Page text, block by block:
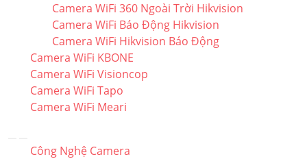
Camera WiFi 360 Ngoài Trời Hikvision
Camera WiFi Báo Động Hikvision
Camera WiFi Hikvision Báo Động
Camera WiFi KBONE
Camera WiFi Visioncop
Camera WiFi Tapo
Camera WiFi Meari
Công Nghệ Camera